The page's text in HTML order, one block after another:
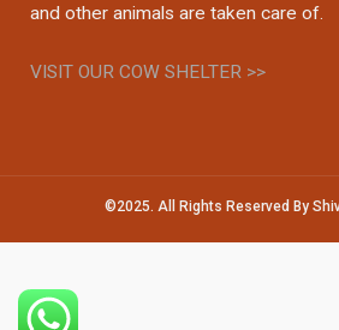
and other animals are taken care of.
VISIT OUR COW SHELTER >>
©2025. All Rights Reserved By